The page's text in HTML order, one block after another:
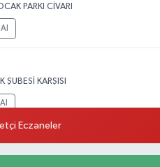
PARKI CİVARI
ŞUBESİ KARŞISI
Eczaneler